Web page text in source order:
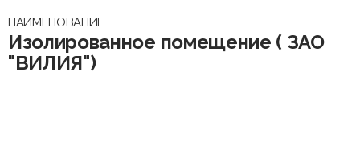
НАИМЕНОВАНИЕ
Изолированное помещение ( ЗАО
"ВИЛИЯ")